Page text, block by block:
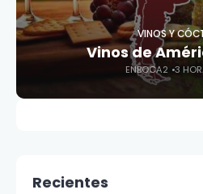
VINOS Y
Vinos de
ENBOCA2 3
Recientes